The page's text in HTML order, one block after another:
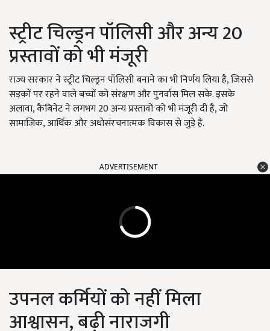
स्ट्रीट चिल्ड्रन पॉलिसी और अन्य 20
प्रस्तावों को भी मंजूरी
राज्य सरकार ने स्ट्रीट चिल्ड्रन पॉलिसी बनाने का भी निर्णय लिया है, जिससे
सड़कों पर रहने वाले बच्चों को संरक्षण और पुनर्वास मिल सके. इसके
अलावा, कैबिनेट ने लगभग 20 अन्य प्रस्तावों को भी मंजूरी दी है, जो
सामाजिक, आर्थिक और अधोसंरचनात्मक विकास से जुड़े हैं.
ADVERTISEMENT
उपनल कर्मियों को नहीं मिला
आश्वासन, बढ़ी नाराजगी